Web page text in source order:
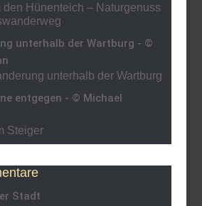
den Hünenteich – Naturgenuss
unterhalb der Wartburg
Steiger
Stadt